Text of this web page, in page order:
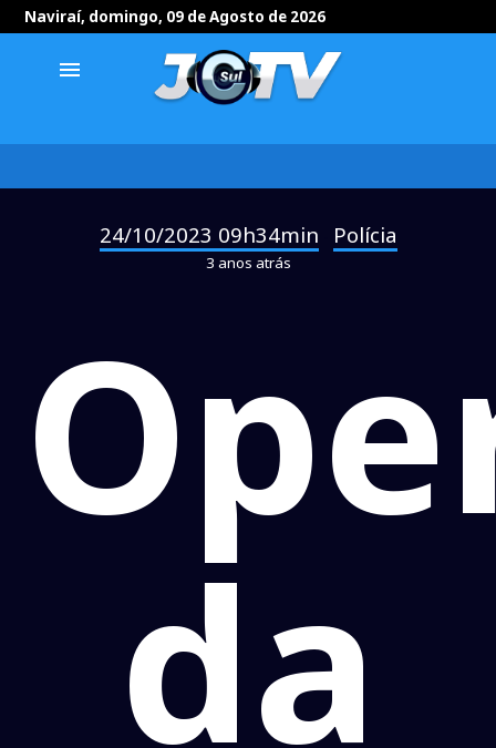
Naviraí, domingo, 09 de Agosto de 2026
menu
24/10/2023 09h34min Polícia
3 anos atrás
da